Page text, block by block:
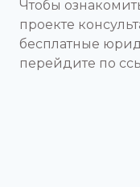
Чтобы
проекте
бесплатные
перейдите по